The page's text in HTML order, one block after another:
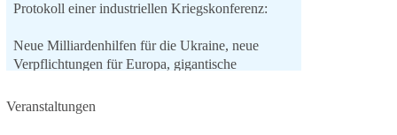
Protokoll einer industriellen Kriegskonferenz:
Neue Milliardenhilfen für die Ukraine, neue
Verpflichtungen für Europa, gigantische
Verteidigungsindustrie, Modernisierung der
Veranstaltungen